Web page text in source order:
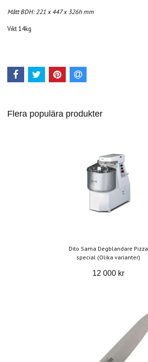
Mått BDH: 221 x 447 x 326h mm
Vikt 14kg
Flera populära produkter
Dito Sama Degblandare Pizza
special (Olika varianter)
12 000 kr